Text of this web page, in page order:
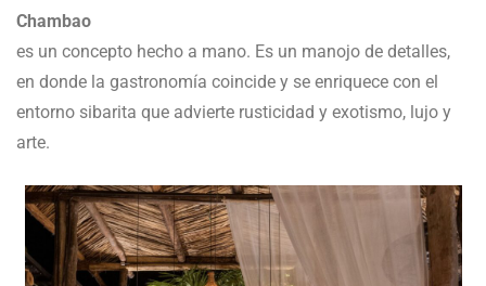
Chambao
es un concepto hecho a mano. Es un manojo de detalles,
en donde la gastronomía coincide y se enriquece con el
entorno sibarita que advierte rusticidad y exotismo, lujo y
arte.